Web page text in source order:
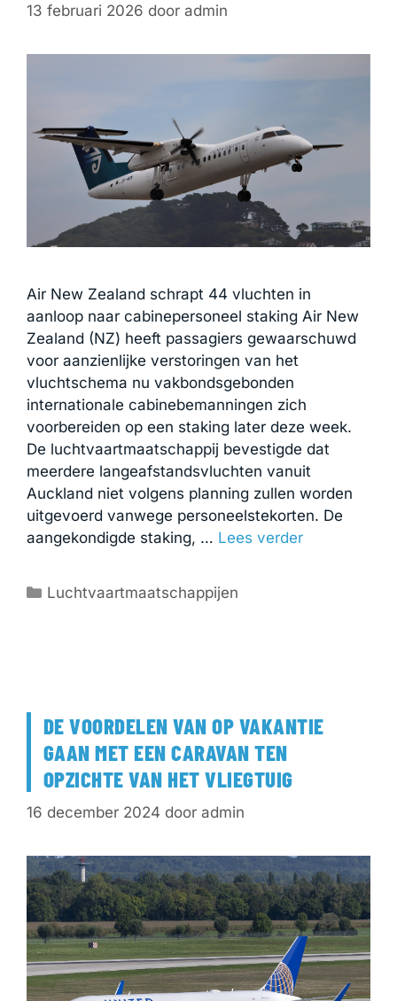
13 februari 2026 door admin
Air New Zealand schrapt 44 vluchten in
aanloop naar cabinepersoneel staking Air New
Zealand (NZ) heeft passagiers gewaarschuwd
voor aanzienlijke verstoringen van het
vluchtschema nu vakbondsgebonden
internationale cabinebemanningen zich
voorbereiden op een staking later deze week.
De luchtvaartmaatschappij bevestigde dat
meerdere langeafstandsvluchten vanuit
Auckland niet volgens planning zullen worden
uitgevoerd vanwege personeelstekorten. De
aangekondigde staking, … Lees verder
Categorieën
Luchtvaartmaatschappijen
DE VOORDELEN VAN OP VAKANTIE
GAAN MET EEN CARAVAN TEN
OPZICHTE VAN HET VLIEGTUIG
16 december 2024 door admin